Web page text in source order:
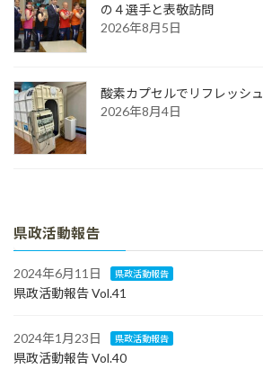
の４選手と表敬訪問
2026年8月5日
酸素カプセルでリフレッシュ
2026年8月4日
県政活動報告
2024年6月11日 県政活動報告
県政活動報告 Vol.41
2024年1月23日 県政活動報告
県政活動報告 Vol.40